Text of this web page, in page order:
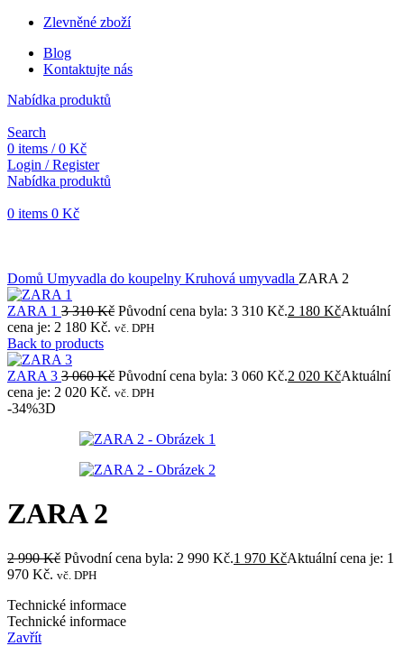
Zlevněné zboží
Blog
Kontaktujte nás
Nabídka produktů
Search
0 items / 0 Kč
Login / Register
Nabídka produktů
0 items 0 Kč
Domů Umyvadla do koupelny Kruhová umyvadla ZARA 2
ZARA 1 3 310Kč Původní cena byla: 3 310 Kč.2 180 KčAktuální
cena je: 2 180 Kč. vč. DPH
Back to products
ZARA 3 3 060Kč Původní cena byla: 3 060 Kč.2 020 KčAktuální
cena je: 2 020 Kč. vč. DPH
-34%3D
ZARA 2
2 990Kč Původní cena byla: 2 990 Kč.1 970 KčAktuální cena je: 1
970 Kč. vč. DPH
Technické informace
Technické informace
Zavřít